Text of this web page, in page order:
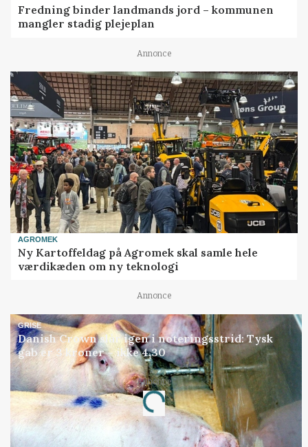
Fredning binder landmands jord – kommunen
mangler stadig plejeplan
Annonce
AGROMEK
Ny Kartoffeldag på Agromek skal samle hele
værdikæden om ny teknologi
Annonce
GRISE
Danish Crown slår igen i noteringsstrid: Tysk
gab er 3 kroner – ikke 4,30
Annonce
Loading...